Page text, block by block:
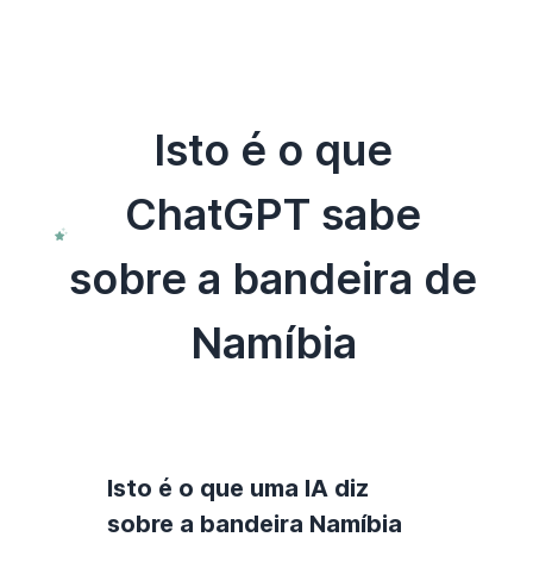
Isto é o que
ChatGPT sabe
sobre a bandeira de
Namíbia
Isto é o que uma IA diz
sobre a bandeira Namíbia